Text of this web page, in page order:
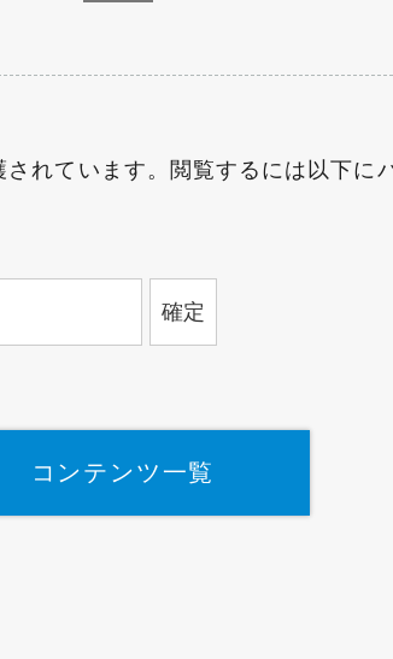
れています。閲覧するには以下に
コンテンツ一覧